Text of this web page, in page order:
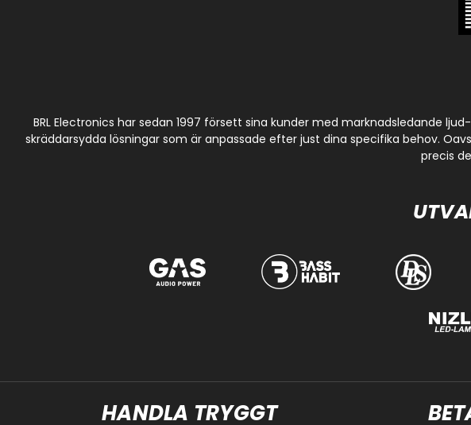
BRL Electronics har sedan 1997 försett sina kunder med marknadsledande
skräddarsydda lösningar som är anpassade efter just dina specifika behov.
precis
HANDLA TRYGGT